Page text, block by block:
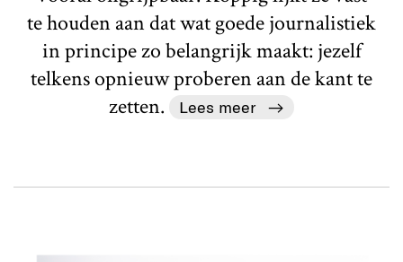
te houden aan dat wat goede journalistiek
in principe zo belangrijk maakt: jezelf
telkens opnieuw proberen aan de kant te
zetten.
Lees meer